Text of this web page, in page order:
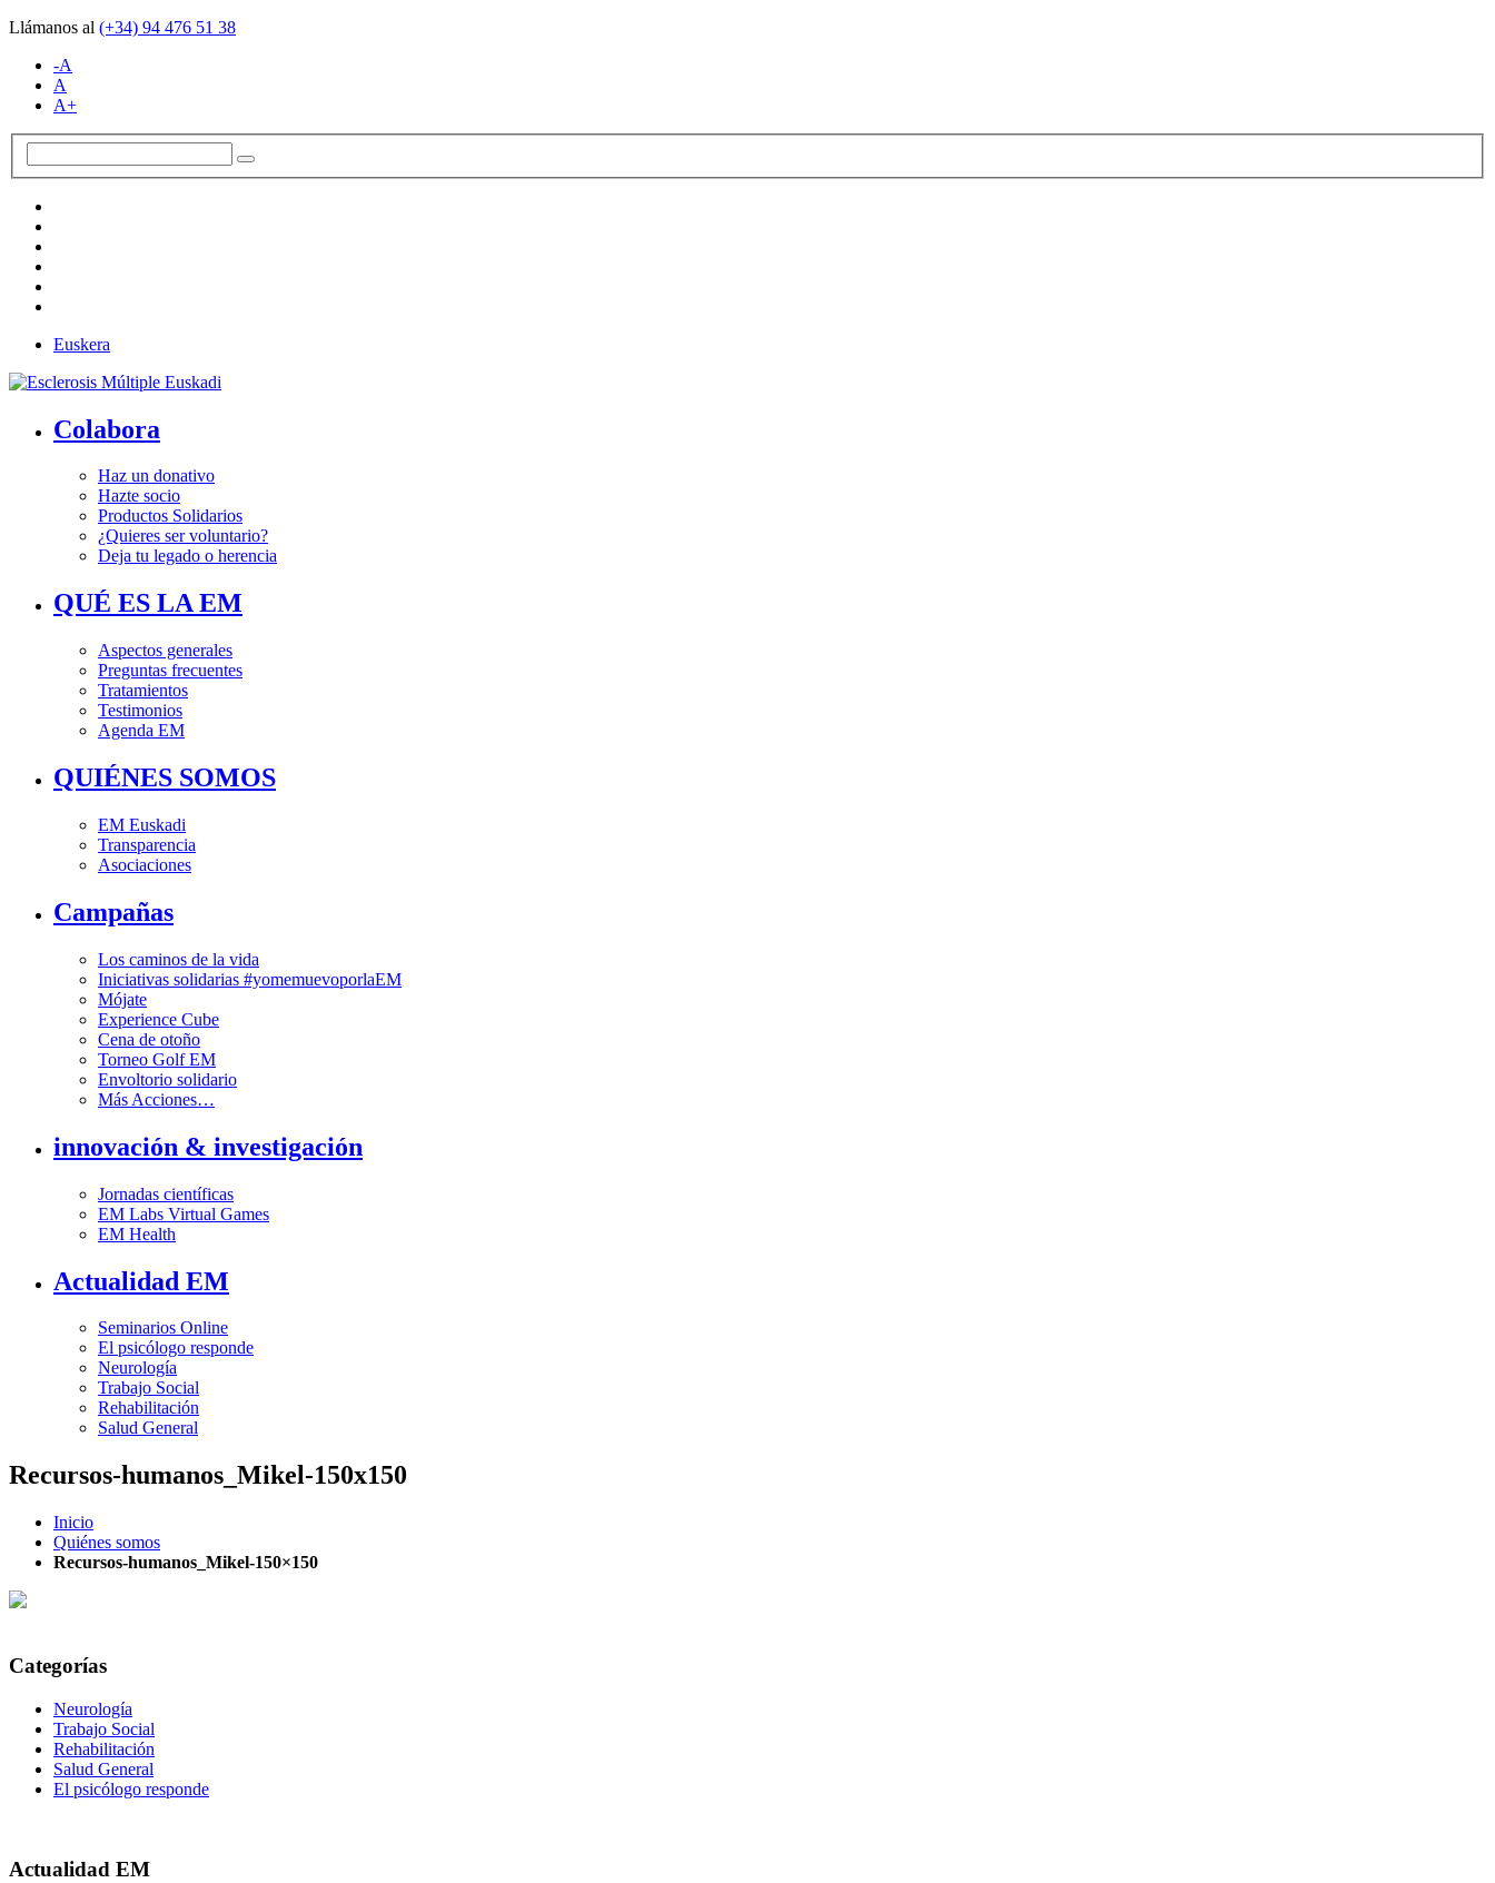
Llámanos al (+34) 94 476 51 38
-A
A
A+
Euskera
Colabora
Haz un donativo
Hazte socio
Productos Solidarios
¿Quieres ser voluntario?
Deja tu legado o herencia
QUÉ ES LA EM
Aspectos generales
Preguntas frecuentes
Tratamientos
Testimonios
Agenda EM
QUIÉNES SOMOS
EM Euskadi
Transparencia
Asociaciones
Campañas
Los caminos de la vida
Iniciativas solidarias #yomemuevoporlaEM
Mójate
Experience Cube
Cena de otoño
Torneo Golf EM
Envoltorio solidario
Más Acciones…
innovación & investigación
Jornadas científicas
EM Labs Virtual Games
EM Health
Actualidad EM
Seminarios Online
El psicólogo responde
Neurología
Trabajo Social
Rehabilitación
Salud General
Recursos-humanos_Mikel-150x150
Inicio
Quiénes somos
Recursos-humanos_Mikel-150×150
Categorías
Neurología
Trabajo Social
Rehabilitación
Salud General
El psicólogo responde
Actualidad EM